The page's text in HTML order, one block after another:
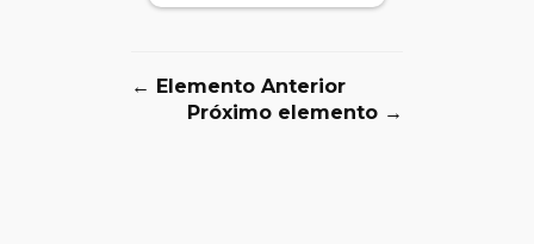
← Elemento Anterior
Próximo elemento →